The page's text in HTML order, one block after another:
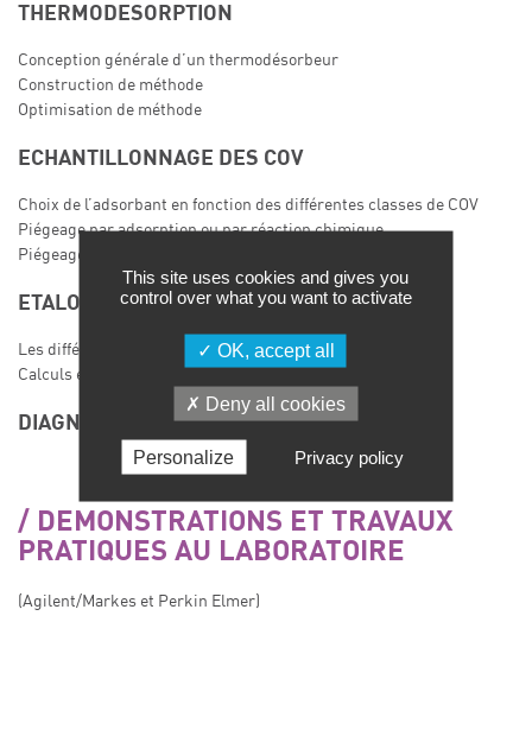
THERMODESORPTION
Conception générale d’un thermodésorbeur
Construction de méthode
Optimisation de méthode
ECHANTILLONNAGE DES COV
Choix de l’adsorbant en fonction des différentes classes de COV
Piégeage par adsorption ou par réaction chimique
Piégeage par méthodes passives ou dynamiques
ETALONNAGE
Les différents systèmes d’étalonnage
Calculs et considérations pratiques
DIAGNOSTIC DE PANNE
DEMONSTRATIONS ET TRAVAUX
PRATIQUES AU LABORATOIRE
(Agilent/Markes et Perkin Elmer)
This site uses cookies and gives you
control over what you want to activate
OK, accept all
Deny all cookies
Personalize Privacy policy